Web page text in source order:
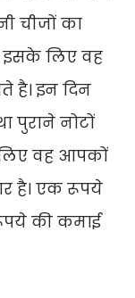
चीजों का
इसके लिए वह
है। इन दिन
पुराने नोटों
वह आपकों
है। एक रूपये
की कमाई